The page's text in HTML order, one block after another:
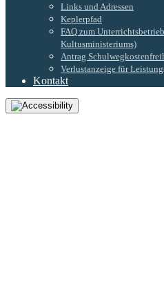
Links und Adressen
Keplerpfad
FAQ zum
Kultusministeriums)
Antrag
Verlustanzeige für
Kontakt